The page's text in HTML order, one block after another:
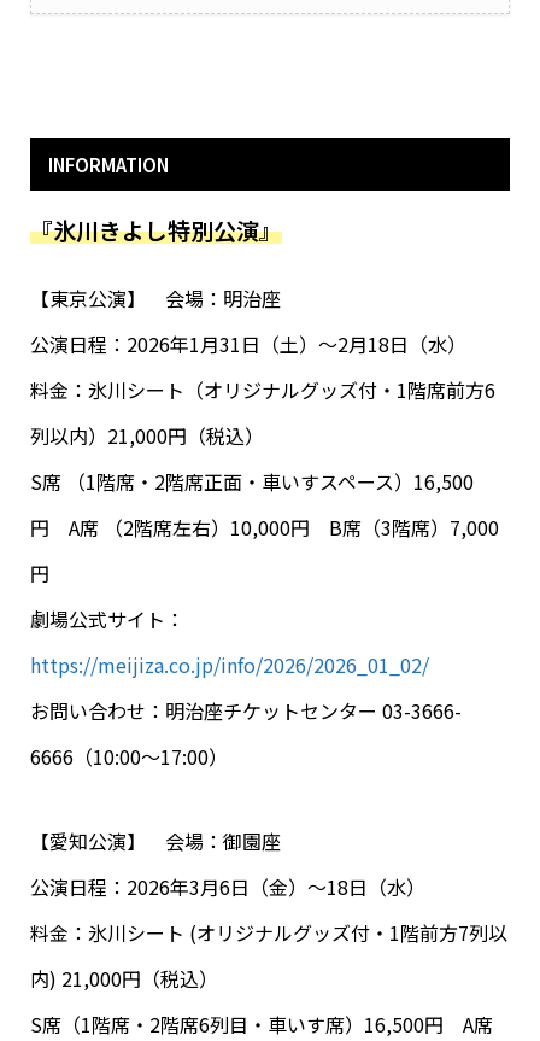
INFORMATION
『氷川きよし特別公演』
【東京公演】 会場：明治座
公演日程：2026年1月31日（土）～2月18日（水）
料金：氷川シート（オリジナルグッズ付・1階席前方6
列以内）21,000円（税込）
S席 （1階席・2階席正面・車いすスペース）16,500
円 A席 （2階席左右）10,000円 B席（3階席）7,000
円
劇場公式サイト：
https://meijiza.co.jp/info/2026/2026_01_02/
お問い合わせ：明治座チケットセンター 03-3666-
6666（10:00～17:00）
【愛知公演】 会場：御園座
公演日程：2026年3月6日（金）～18日（水）
料金：氷川シート (オリジナルグッズ付・1階前方7列以
内) 21,000円（税込）
S席（1階席・2階席6列目・車いす席）16,500円 A席